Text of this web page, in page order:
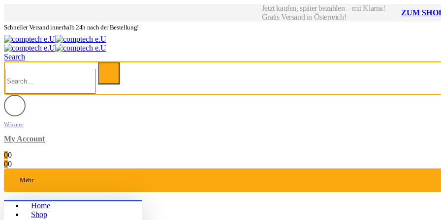
Jetzt kaufen, später bezahlen – mit Klarna!
Gratis Versand in Österreich!
ZUM
Schneller Versand innerhalb 24h nach der Bestellung!
Search
Welcome
My Account
00
00
Mehr
Home
Shop